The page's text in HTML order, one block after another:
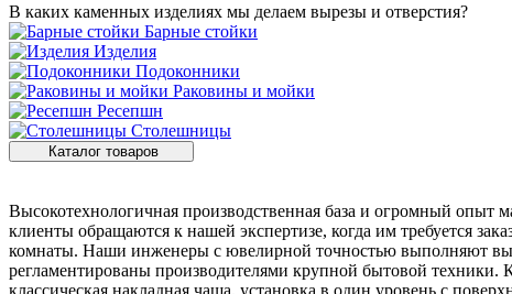
В каких каменных изделиях мы делаем вырезы и отверстия?
Барные стойки
Изделия
Подоконники
Раковины и мойки
Ресепшн
Столешницы
Каталог товаров
Высокотехнологичная производственная база и огромный опыт
клиенты обращаются к нашей экспертизе, когда им требуется
комнаты. Наши инженеры с ювелирной точностью выполняют
регламентированы производителями крупной бытовой
классическая накладная чаша, установка в один уровень с